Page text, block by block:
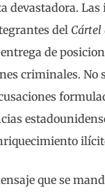
devastadora.
del Cártel
de
criminales. No
que se